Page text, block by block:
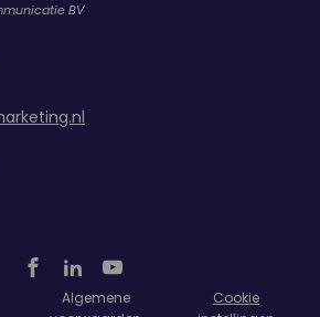
BV
Algemene
Cookie